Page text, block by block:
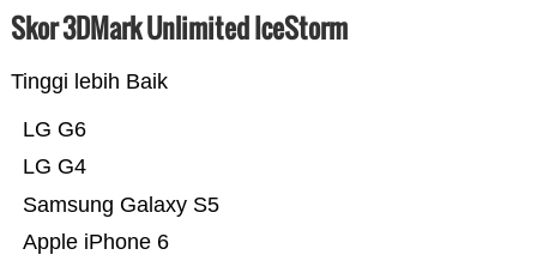
Skor 3DMark Unlimited IceStorm
Tinggi lebih Baik
Apple iPhone 6
Samsung Galaxy S5
LG G4
LG G6